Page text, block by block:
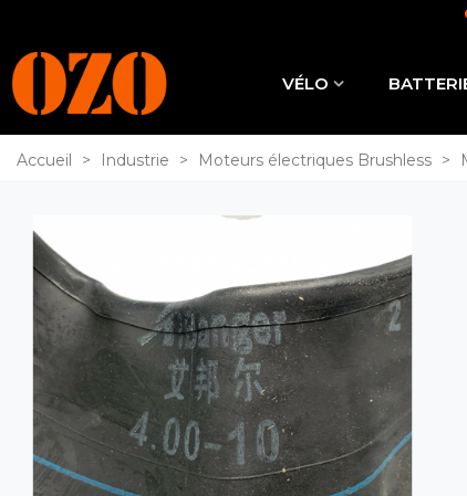
VÉLO
Accueil > Industrie > Moteurs électriques Brushless >